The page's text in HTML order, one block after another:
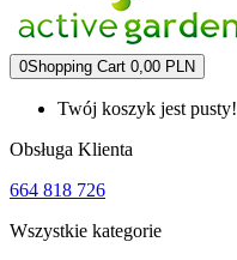
0Shopping Cart 0,00 PLN
Twój koszyk jest pusty!
Obsługa Klienta
664 818 726
Wszystkie kategorie